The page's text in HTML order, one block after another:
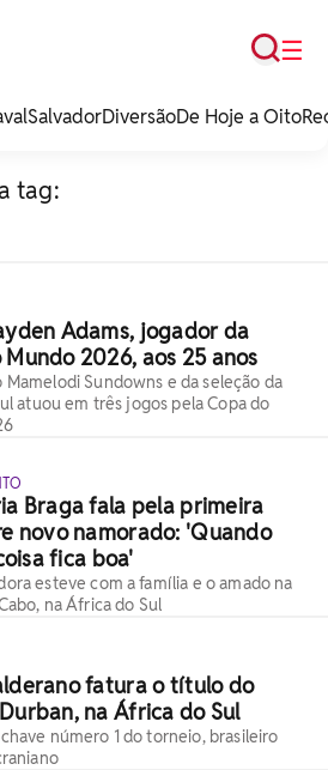
☰
Busca
SalvadorDiversãoDe Hoje a Oito
tag:
Adams, jogador da
2026, aos 25 anos
Mamelodi Sundowns e da seleção da
atuou em três jogos pela Copa do
Braga fala pela primeira
novo namorado: 'Quando
fica boa'
esteve com a família e o amado na
na África do Sul
fatura o título do
na África do Sul
número 1 do torneio, brasileiro